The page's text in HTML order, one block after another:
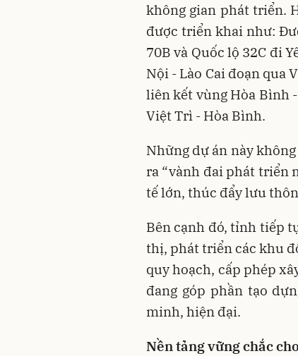
không gian phát triển.
được triển khai như:
70B và Quốc lộ 32C đi
Nội - Lào Cai đoạn qua
liên kết vùng Hòa Bình
Việt Trì - Hòa Bình.
Những dự án này
ra “vành đai phát triển
tế lớn, thúc đẩy lưu
Bên cạnh đó, tỉnh tiếp
thị, phát triển các khu
quy hoạch, cấp phép
đang góp phần tạo
minh, hiện đại.
Nền tảng vững chắc